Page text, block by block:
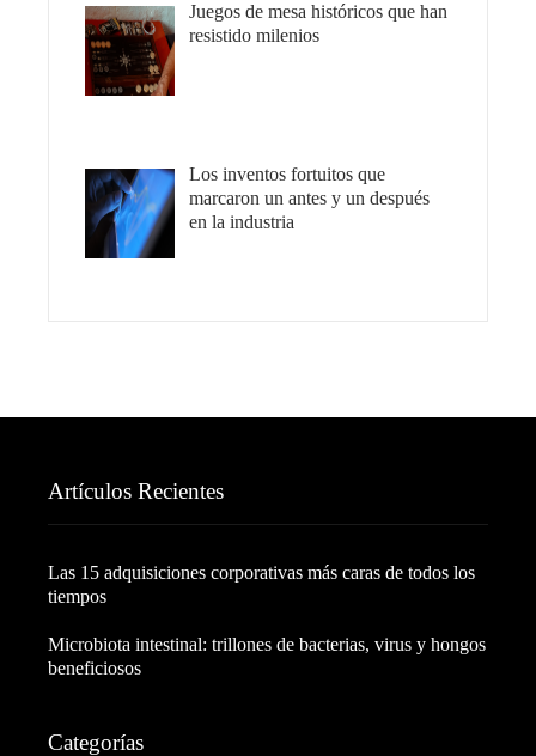
Juegos de mesa históricos que han
resistido milenios
Los inventos fortuitos que
marcaron un antes y un después
en la industria
Artículos Recientes
Las 15 adquisiciones corporativas más caras de todos los
tiempos
Microbiota intestinal: trillones de bacterias, virus y hongos
beneficiosos
Categorías